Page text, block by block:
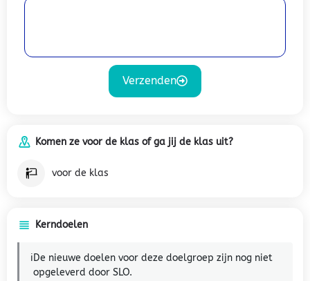
Verzenden
Komen ze voor de klas of ga jij de klas uit?
voor de klas
Kerndoelen
ℹ️De nieuwe doelen voor deze doelgroep zijn nog niet
opgeleverd door SLO.